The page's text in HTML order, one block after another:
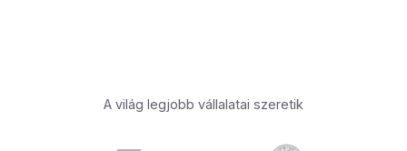
A világ legjobb vállalatai szeretik